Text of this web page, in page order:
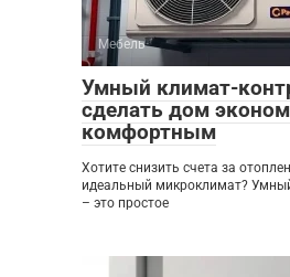
Мебель
Умный климат-
сделать дом
комфортным
Хотите снизить счета за
идеальный микроклимат?
– это простое